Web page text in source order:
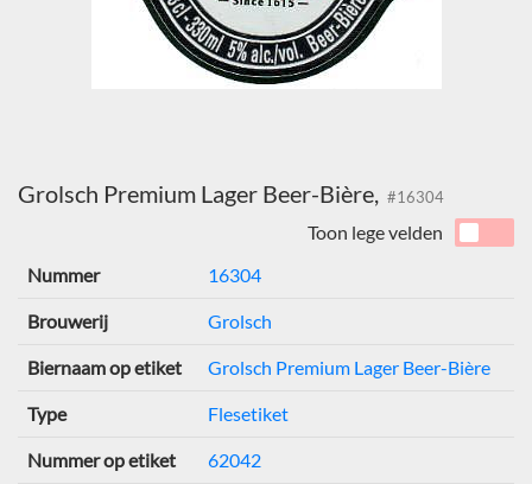
Grolsch Premium Lager Beer-Bière, #16304
Toon lege velden
Nummer
16304
Brouwerij Grolsch
Biernaam op etiket Grolsch Premium Lager Beer-Bière
Type Flesetiket
Nummer op etiket 62042